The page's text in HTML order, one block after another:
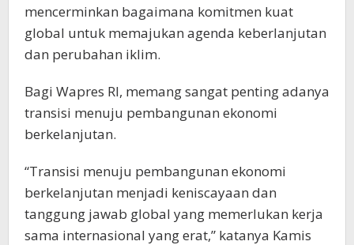
mencerminkan bagaimana komitmen kuat
global untuk memajukan agenda keberlanjutan
dan perubahan iklim.
Bagi Wapres RI, memang sangat penting adanya
transisi menuju pembangunan ekonomi
berkelanjutan.
“Transisi menuju pembangunan ekonomi
berkelanjutan menjadi keniscayaan dan
tanggung jawab global yang memerlukan kerja
sama internasional yang erat,” katanya Kamis